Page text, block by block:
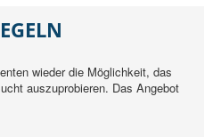
wieder die Möglichkeit, das
auszuprobieren. Das Angebot